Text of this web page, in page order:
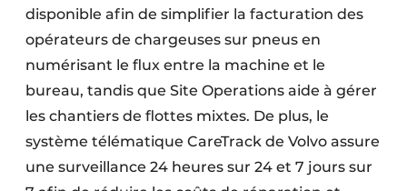
disponible afin de simplifier la facturation des
opérateurs de chargeuses sur pneus en
numérisant le flux entre la machine et le
bureau, tandis que Site Operations aide à gérer
les chantiers de flottes mixtes. De plus, le
système télématique CareTrack de Volvo assure
une surveillance 24 heures sur 24 et 7 jours sur